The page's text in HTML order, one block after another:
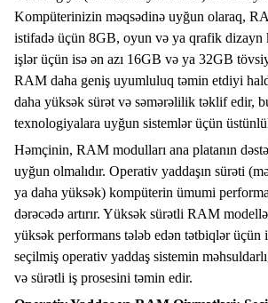
Kompüterinizin məqsədinə uyğun olaraq,
istifadə üçün 8GB, oyun və ya qrafik dizayn
işlər üçün isə ən azı 16GB və ya 32GB
RAM daha geniş uyumluluq təmin etdiyi
daha yüksək sürət və səmərəlilik təklif edir,
texnologiyalara uyğun sistemlər üçün
Həmçinin, RAM modulları ana platanın
uyğun olmalıdır. Operativ yaddaşın sürəti
ya daha yüksək) kompüterin ümumi
dərəcədə artırır. Yüksək sürətli RAM
yüksək performans tələb edən tətbiqlər üçün
seçilmiş operativ yaddaş sistemin
və sürətli iş prosesini təmin edir.